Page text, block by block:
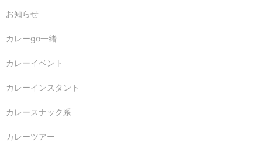
お知らせ
カレーgo一緒
カレーイベント
カレーインスタント
カレースナック系
カレーツアー